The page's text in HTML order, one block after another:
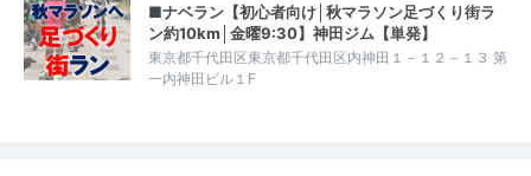
■ナベラン【初心者向け│秋マラソン足づくり街ラ
ン約10km│金曜9:30】神田ジム【単発】
東京都千代田区東京都千代田区内神田１－１２－１３ 第
一内神田ビル１F